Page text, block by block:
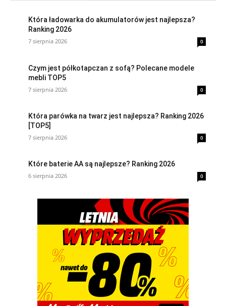
Która ładowarka do akumulatorów jest najlepsza?
Ranking 2026
7 sierpnia 2026 0
Czym jest półkotapczan z sofą? Polecane modele
mebli TOP5
7 sierpnia 2026 0
Która parówka na twarz jest najlepsza? Ranking 2026
[TOP5]
7 sierpnia 2026 0
Które baterie AA są najlepsze? Ranking 2026
6 sierpnia 2026 0